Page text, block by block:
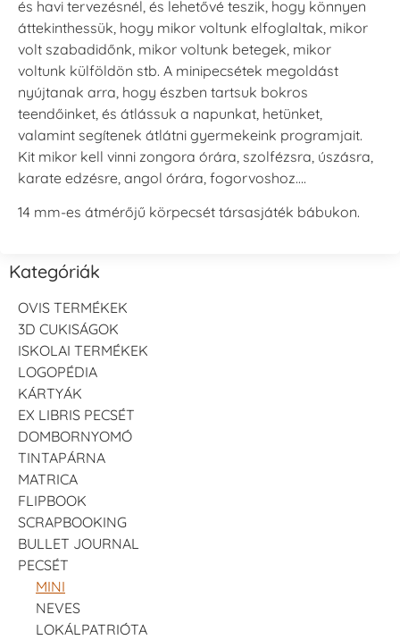
és havi tervezésnél, és lehetővé teszik, hogy könnyen
áttekinthessük, hogy mikor voltunk elfoglaltak, mikor
volt szabadidőnk, mikor voltunk betegek, mikor
voltunk külföldön stb. A minipecsétek megoldást
nyújtanak arra, hogy észben tartsuk bokros
teendőinket, és átlássuk a napunkat, hetünket,
valamint segítenek átlátni gyermekeink programjait.
Kit mikor kell vinni zongora órára, szolfézsra, úszásra,
karate edzésre, angol órára, fogorvoshoz….
14 mm-es átmérőjű körpecsét társasjáték bábukon.
Kategóriák
OVIS TERMÉKEK
3D CUKISÁGOK
ISKOLAI TERMÉKEK
LOGOPÉDIA
KÁRTYÁK
EX LIBRIS PECSÉT
DOMBORNYOMÓ
TINTAPÁRNA
MATRICA
FLIPBOOK
SCRAPBOOKING
BULLET JOURNAL
PECSÉT
MINI
NEVES
LOKÁLPATRIÓTA